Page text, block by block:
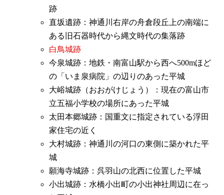
跡
直坂遺跡：神通川右岸の舟倉段丘上の南端に
ある旧石器時代から縄文時代の集落跡
白鳥城跡
今泉城跡：地鉄・南富山駅から西へ500mほど
の「いま泉病院」の辺りのあった平城
大峪城跡（おおがけじょう）：現在の富山市
立五福小学校の場所にあった平城
太田本郷城跡：国重文に指定されている浮田
家住宅の近く
大村城跡：神通川の河口の東側に築かれた平
城
願海寺城跡：呉羽山の北西に位置した平城
小出城跡：水橋小出町の小出神社周辺に在っ